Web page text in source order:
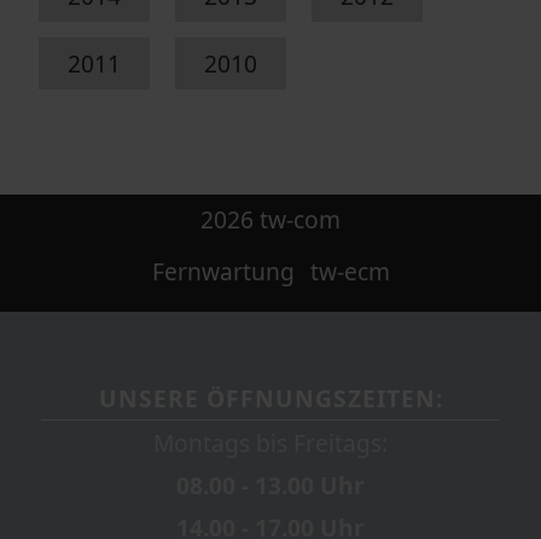
2011 2010
2026 tw-com
Fernwartung tw-ecm